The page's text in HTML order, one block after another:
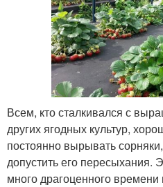
Всем, кто сталкивался с
других ягодных культур,
постоянно вырывать
допустить его пересыхания.
много драгоценного времени